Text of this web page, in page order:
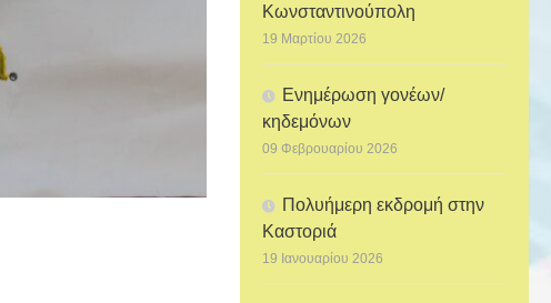
Κωνσταντινούπολη
19 Μαρτίου 2026
Ενημέρωση γονέων/
κηδεμόνων
09 Φεβρουαρίου 2026
Πολυήμερη εκδρομή στην
Καστοριά
19 Ιανουαρίου 2026